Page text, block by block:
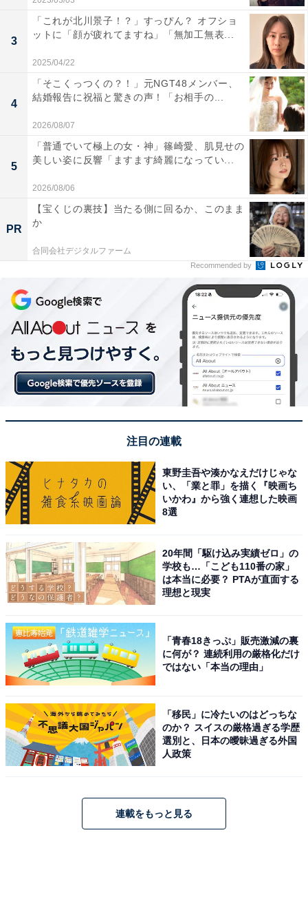
3
「これが北川景子！？」すっぴん？ オフショ
ットに「顔が疲れてますね」「無加工無表...
2025/04/22
4
「そこくっつくの？！」元NGT48メンバー、
結婚報告に祝福と驚きの声！「お相手の...
2026/08/07
5
「普通でいて極上の女・神」篠崎愛、肌見せの
美しい姿に反響「ますます綺麗になってい...
2026/08/06
PR
【宝くじの裏技】当たる側に回るか、このまま
か
合同会社デジタルファーム
Recommended by
注目の連載
東野圭吾や湊かなえだけじゃな
い、「業と罪」を描く『映画ち
いかわ』から強く連想した映画
8選
20年間「駆け込み実績ゼロ」の
学校も…「こども110番の家」
は本当に必要？ PTAが直面する
理想と現実
「青春18きっぷ」販売激減の裏
に何が？ 連続利用の厳格化だけ
ではない「本当の理由」
「移民」に冷たいのはどっちな
のか？ スイスの厳格過ぎる学歴
選別と、日本の曖昧過ぎる外国
人政策
連載をもっと見る